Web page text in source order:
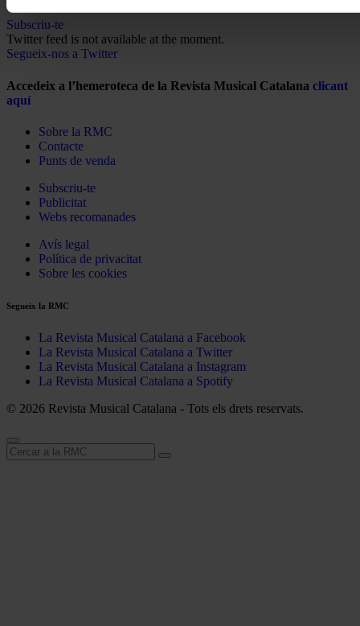
Subscriu-te
Twitter feed is not available at the moment.
Segueix-nos a Twitter
Accedeix a l’hemeroteca de la Revista Musical Catalana clicant
aquí
Sobre la RMC
Contacte
Punts de venda
Subscriu-te
Publicitat
Webs recomanades
Avís legal
Política de privacitat
Sobre les cookies
Segueix la RMC
La Revista Musical Catalana a Facebook
La Revista Musical Catalana a Twitter
La Revista Musical Catalana a Instagram
La Revista Musical Catalana a Spotify
© 2026 Revista Musical Catalana - Tots els drets reservats.
Cerca